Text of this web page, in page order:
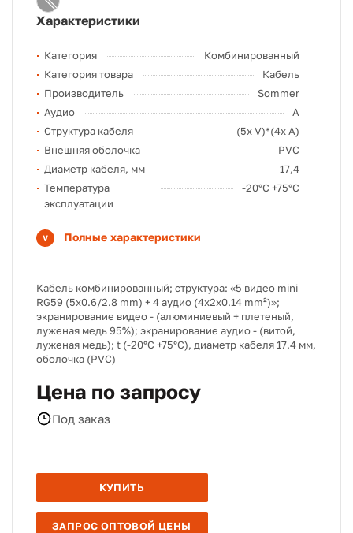
Характеристики
Категория
Комбинированный
Категория товара
Кабель
Производитель
Sommer
Аудио
A
Структура кабеля
(5x V)*(4x A)
Внешняя оболочка
PVC
Диаметр кабеля, мм
17,4
Температура
эксплуатации
-20°C +75°C
Полные характеристики
Кабель комбинированный; структура: «5 видео mini
RG59 (5x0.6/2.8 mm) + 4 аудио (4x2x0.14 mm²)»;
экранирование видео - (алюминиевый + плетеный,
луженая медь 95%); экранирование аудио - (витой,
луженая медь); t (-20°C +75°C), диаметр кабеля 17.4 мм,
оболочка (PVC)
Цена по запросу
Под заказ
КУПИТЬ
ЗАПРОС ОПТОВОЙ ЦЕНЫ